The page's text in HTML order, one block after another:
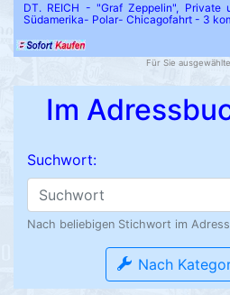
DT. REICH - "Graf Zeppelin", Private
Südamerika- Polar- Chicagofahrt - 3
Für Sie
Im
Suchwort:
Nach beliebigen Stichwort im
Nach